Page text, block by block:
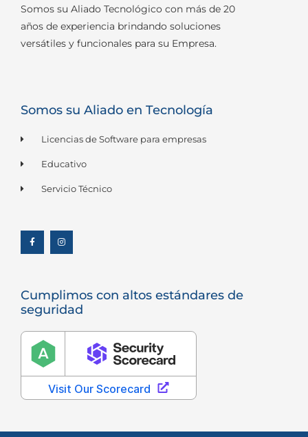
Somos su Aliado Tecnológico con más de 20
años de experiencia brindando soluciones
versátiles y funcionales para su Empresa.
Somos su Aliado en Tecnología
Licencias de Software para empresas
Educativo
Servicio Técnico
c
e
b
o
s
t
a
g
Cumplimos con altos estándares de
seguridad